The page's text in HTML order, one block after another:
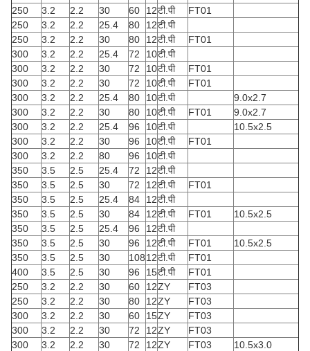
250
3.2 2.2 30 60 12टी.पी
FT01
250
3.2 2.2 25.4 80 12टी.पी
250
3.2 2.2 30 80 12टी.पी
FT01
300
3.2 2.2 25.4 72 10टी.पी
300
3.2 2.2 30 72 10टी.पी
FT01
300
3.2 2.2 30 72 10टी.पी
FT01
300
3.2 2.2 25.4 80 10टी.पी
9.0x2.7
300
3.2 2.2 30 80 10टी.पी FT01
9.0x2.7
300
3.2 2.2 25.4 96 10टी.पी
10.5x2.5
300
3.2 2.2 30 96 10टी.पी
FT01
300
3.2 2.2 80 96 10टी.पी
350
3.5 2.5 25.4 72 12टी.पी
350
3.5 2.5 30 72 12टी.पी
FT01
350
3.5 2.5 25.4 84 12टी.पी
350
3.5 2.5 30 84 12टी.पी FT01
10.5x2.5
350
3.5 2.5 25.4 96 12टी.पी
350
3.5 2.5 30 96 12टी.पी FT01
10.5x2.5
350
3.5 2.5 30 10812टी.पी
FT01
400
3.5 2.5 30 96 15टी.पी
FT01
250
3.2 2.2 30 60 12ZY
FT03
250
3.2 2.2 30 80 12ZY
FT03
300
3.2 2.2 30 60 15ZY
FT03
300
3.2 2.2 30 72 12ZY
FT03
300
3.2 2.2 30 72 12ZY FT03
10.5x3.0